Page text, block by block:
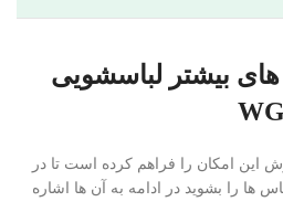
های بیشتر لباسشویی
این امکان را فراهم کرده است تا در
ها را بشوید در ادامه به آن ها اشاره